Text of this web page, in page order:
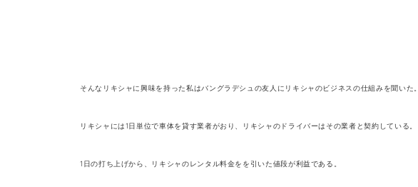
そんなリキシャに興味を持った私はバングラデシュの友人にリキシャのビジネスの仕組みを聞いた。
リキシャには1日単位で車体を貸す業者がおり、リキシャのドライバーはその業者と契約している。
1日の打ち上げから、リキシャのレンタル料金をを引いた値段が利益である。